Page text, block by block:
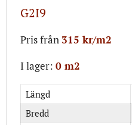
G2I9
Pris från 315 kr/m2
I lager: 0 m2
Längd
Bredd